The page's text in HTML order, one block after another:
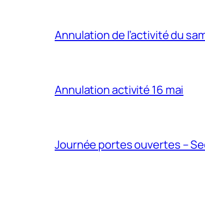
Annulation de l’activité du
Annulation activité 16 mai
Journée portes ouvertes –